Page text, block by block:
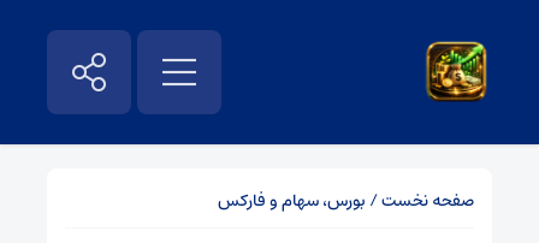
صفحه نخست/ بورس، سهام و فارکس